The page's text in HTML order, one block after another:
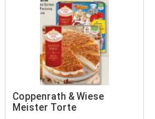
Coppenrath & Wiese
Meister Torte